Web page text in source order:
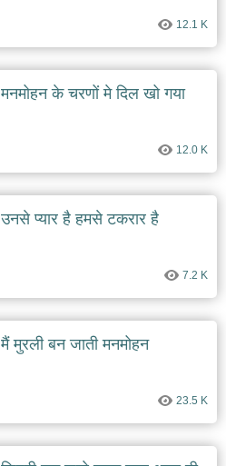
12.1 K
मनमोहन के चरणों मे दिल खो गया
12.0 K
उनसे प्यार है हमसे टकरार है
7.2 K
मैं मुरली बन जाती मनमोहन
23.5 K